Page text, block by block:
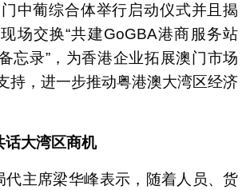
门中葡综合体举行启动仪式并且揭
场交换“共建GoGBA港商服务站
忘录”，为香港企业拓展澳门市场
持，进一步推动粤港澳大湾区经济
话大湾区商机
代主席梁华峰表示，随着人员、货